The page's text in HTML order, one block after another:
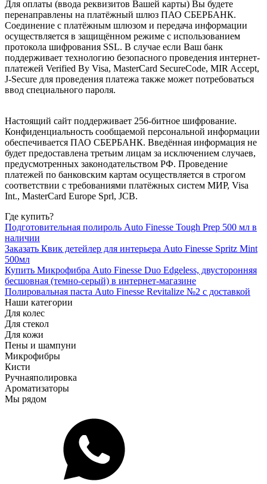
Для оплаты (ввода реквизитов Вашей карты) Вы будете
перенаправлены на платёжный шлюз ПАО СБЕРБАНК.
Соединение с платёжным шлюзом и передача информации
осуществляется в защищённом режиме с использованием
протокола шифрования SSL. В случае если Ваш банк
поддерживает технологию безопасного проведения интернет-
платежей Verified By Visa, MasterCard SecureCode, MIR Accept,
J-Secure для проведения платежа также может потребоваться
ввод специального пароля.
Настоящий сайт поддерживает 256-битное шифрование.
Конфиденциальность сообщаемой персональной информации
обеспечивается ПАО СБЕРБАНК. Введённая информация не
будет предоставлена третьим лицам за исключением случаев,
предусмотренных законодательством РФ. Проведение
платежей по банковским картам осуществляется в строгом
соответствии с требованиями платёжных систем МИР, Visa
Int., MasterCard Europe Sprl, JCB.
Где купить?
Подготовительная полироль Auto Finesse Tough Prep 500 мл в
наличии
Заказать Квик детейлер для интерьера Auto Finesse Spritz Mint
500мл
Купить Микрофибра Auto Finesse Duo Edgeless, двусторонняя
бесшовная (темно-серый) в интернет-магазине
Полировальная паста Auto Finesse Revitalize №2 с доставкой
Наши категории
Для колес
Для стекол
Для кожи
Пены и шампуни
Микрофибры
Кисти
Ручнаяполировка
Ароматизаторы
Мы рядом